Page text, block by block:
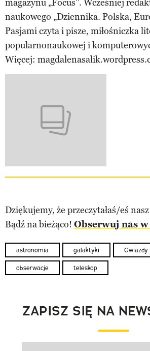
magazynu „Focus". Wcześniej
naukowego „Dziennika. Polska,
Pasjami czyta i pisze, miłośniczka
popularnonaukowej i
Więcej:
Dziękujemy, że przeczytałaś/eś
Bądź na bieżąco! Obserwuj nas w
astronomia galaktyki Gwiazdy
obserwacje teleskop
ZAPISZ SIĘ NA